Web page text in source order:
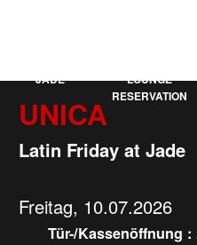
JADE
LOUNGE
RESERVATION
UNICA
Latin Friday at Jade
Freitag, 10.07.2026
Tür-/Kassenöffnung :